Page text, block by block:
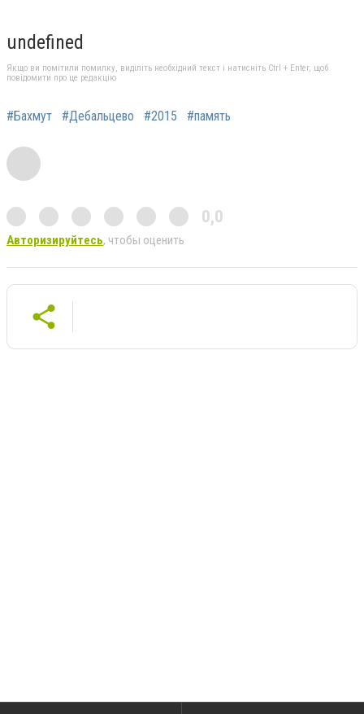
undefined
Якщо ви помітили помилку, виділіть необхідний текст і натисніть Ctrl + Enter, щоб
повідомити про це редакцію
#Бахмут #Дебальцево #2015 #память
0,0
Авторизируйтесь, чтобы оценить